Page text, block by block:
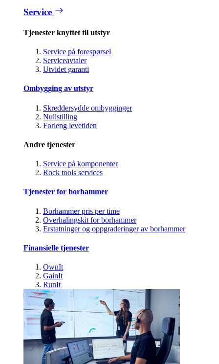
Service
Tjenester knyttet til utstyr
Service på forespørsel
Serviceavtaler
Utvidet garanti
Ombygging av utstyr
Skreddersydde ombygginger
Nullstilling
Forleng levetiden
Andre tjenester
Service på komponenter
Rock tools services
Tjenester for borhammer
Borhammer pris per time
Overhalingskit for borhammer
Erstatninger og oppgraderinger av borhammer
Finansielle tjenester
OwnIt
GainIt
RunIt